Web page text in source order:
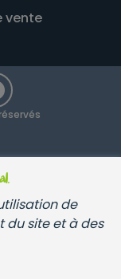
de
du site et à des
vente